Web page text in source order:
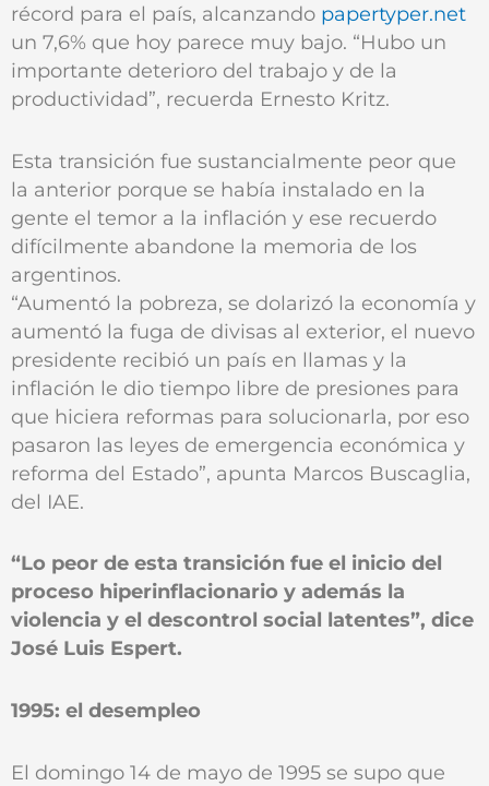
récord para el país, alcanzando papertyper.net
un 7,6% que hoy parece muy bajo. “Hubo un
importante deterioro del trabajo y de la
productividad”, recuerda Ernesto Kritz.
Esta transición fue sustancialmente peor que
la anterior porque se había instalado en la
gente el temor a la inflación y ese recuerdo
difícilmente abandone la memoria de los
argentinos.
“Aumentó la pobreza, se dolarizó la economía y
aumentó la fuga de divisas al exterior, el nuevo
presidente recibió un país en llamas y la
inflación le dio tiempo libre de presiones para
que hiciera reformas para solucionarla, por eso
pasaron las leyes de emergencia económica y
reforma del Estado”, apunta Marcos Buscaglia,
del IAE.
“Lo peor de esta transición fue el inicio del
proceso hiperinflacionario y además la
violencia y el descontrol social latentes”, dice
José Luis Espert.
1995: el desempleo
El domingo 14 de mayo de 1995 se supo que